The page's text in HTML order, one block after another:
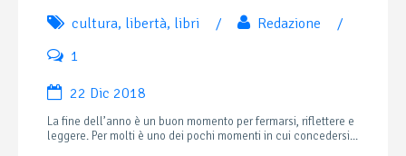
cultura, libertà, libri / Redazione
/
1
22 Dic 2018
La fine dell’anno è un buon momento per fermarsi, riflettere e
leggere. Per molti è uno dei pochi momenti in cui concedersi...